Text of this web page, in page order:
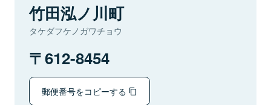
竹田泓ノ川町
タケダフケノガワチョウ
612-8454
郵便番号をコピーする